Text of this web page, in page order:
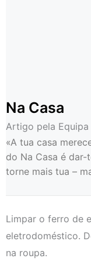
Na Casa
Artigo pela Equipa
«A tua casa
do Na Casa é
torne mais tua –
Limpar o ferro de
eletrodoméstico.
na roupa.